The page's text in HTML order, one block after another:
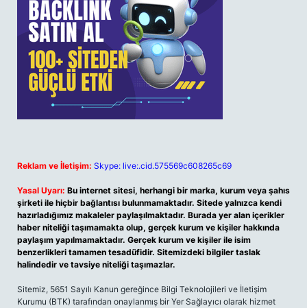
Reklam ve İletişim: Skype: live:.cid.575569c608265c69
Yasal Uyarı: Bu internet sitesi, herhangi bir marka, kurum veya şahıs
şirketi ile hiçbir bağlantısı bulunmamaktadır. Sitede yalnızca kendi
hazırladığımız makaleler paylaşılmaktadır. Burada yer alan içerikler
haber niteliği taşımamakta olup, gerçek kurum ve kişiler hakkında
paylaşım yapılmamaktadır. Gerçek kurum ve kişiler ile isim
benzerlikleri tamamen tesadüfidir. Sitemizdeki bilgiler taslak
halindedir ve tavsiye niteliği taşımazlar.
Sitemiz, 5651 Sayılı Kanun gereğince Bilgi Teknolojileri ve İletişim
Kurumu (BTK) tarafından onaylanmış bir Yer Sağlayıcı olarak hizmet